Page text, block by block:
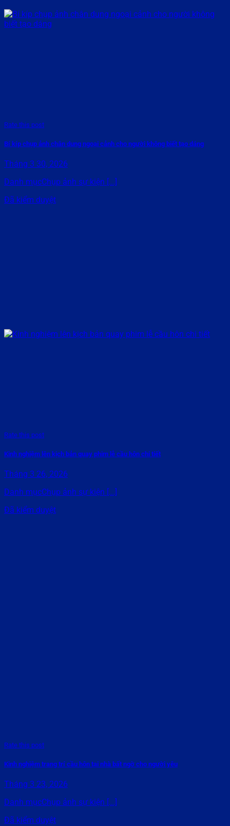
Rate this post
Bí kíp chụp ảnh chân dung ngoại cảnh cho người không biết tạo dáng
Tháng 3 30, 2026
Danh mụcChụp ảnh sự kiện [...]
Đã kiểm duyệt
Rate this post
Kinh nghiệm lên kịch bản quay phim lễ cầu hôn chi tiết
Tháng 3 26, 2026
Danh mụcChụp ảnh sự kiện [...]
Đã kiểm duyệt
Rate this post
Kinh nghiệm trang trí cầu hôn tại nhà bất ngờ cho người yêu
Tháng 3 23, 2026
Danh mụcChụp ảnh sự kiện [...]
Đã kiểm duyệt